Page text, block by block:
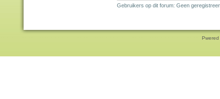
Gebruikers op dit forum: Geen